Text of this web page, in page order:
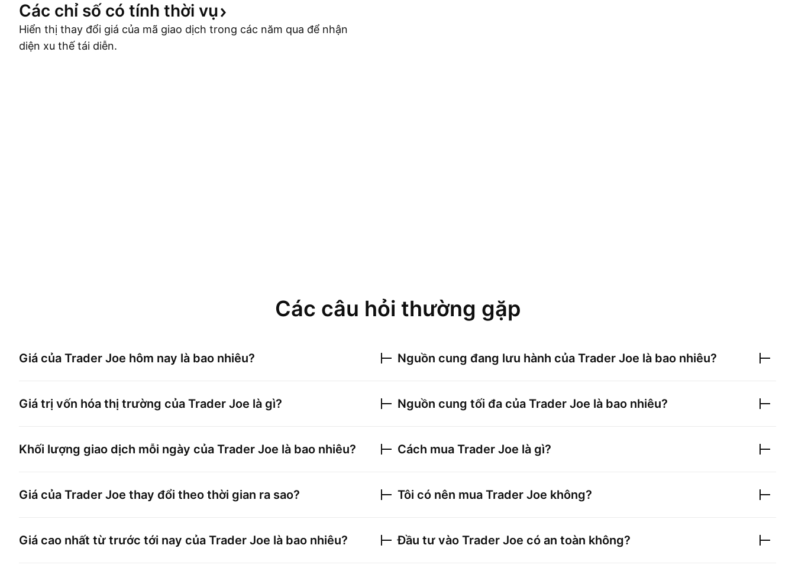
Các chỉ số có tính thời vụ
Hiển thị thay đổi giá của mã giao dịch trong các năm qua để nhận
diện xu thế tái diễn.
Các câu hỏi thường gặp
Giá của Trader Joe hôm nay là bao nhiêu?
Giá trị vốn hóa thị trường của Trader Joe là gì?
Khối lượng giao dịch mỗi ngày của Trader Joe là bao nhiêu?
Giá của Trader Joe thay đổi theo thời gian ra sao?
Giá cao nhất từ trước tới nay của Trader Joe là bao nhiêu?
Nguồn cung đang lưu hành của Trader Joe là bao nhiêu?
Nguồn cung tối đa của Trader Joe là bao nhiêu?
Cách mua Trader Joe là gì?
Tôi có nên mua Trader Joe không?
Đầu tư vào Trader Joe có an toàn không?